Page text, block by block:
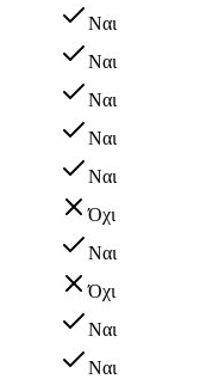
Ναι
Ναι
Ναι
Ναι
Ναι
Όχι
Ναι
Όχι
Ναι
Ναι